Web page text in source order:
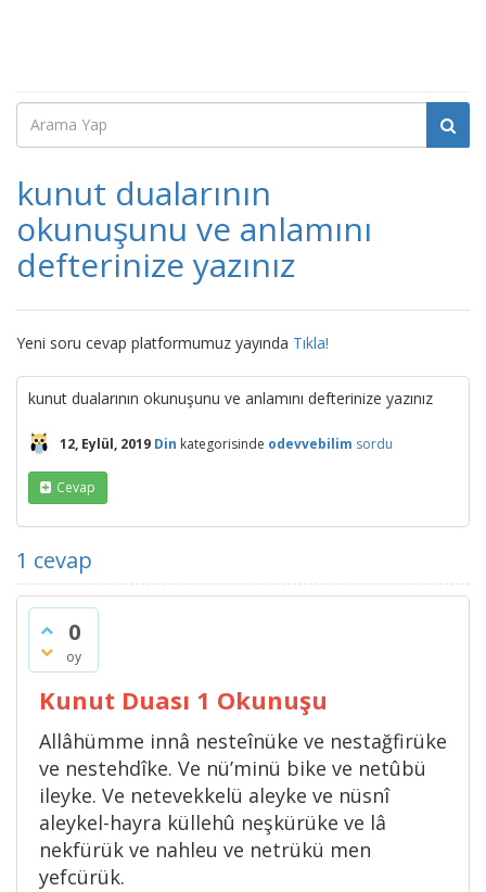
kunut dualarının
okunuşunu ve anlamını
defterinize yazınız
Yeni soru cevap platformumuz yayında Tıkla!
kunut dualarının okunuşunu ve anlamını defterinize yazınız
12, Eylül, 2019 Din kategorisinde odevvebilim sordu
Cevap
1 cevap
0
oy
Kunut Duası 1 Okunuşu
Allâhümme innâ nesteînüke ve nestağfirüke
ve nestehdîke. Ve nü’minü bike ve netûbü
ileyke. Ve netevekkelü aleyke ve nüsnî
aleykel-hayra küllehû neşkürüke ve lâ
nekfürük ve nahleu ve netrükü men
yefcürük.